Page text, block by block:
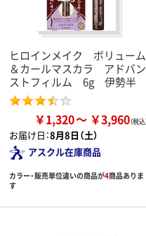
ヒロインメイク ボリューム
＆カールマスカラ アドバン
ストフィルム 6g 伊勢半
￥1,320 ￥3,960
お届け日：8月8日（土）
アスクル在庫商品
カラー・販売単位違いの商品が4商品ありま
す